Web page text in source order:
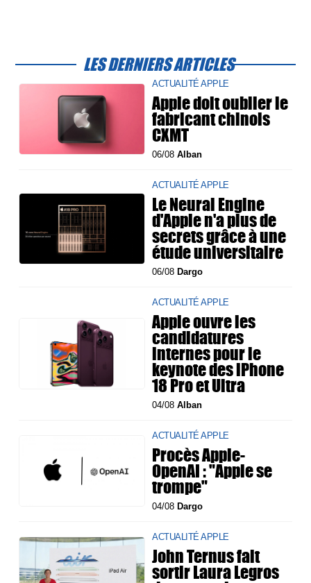
LES DERNIERS ARTICLES
ACTUALITÉ APPLE
Apple doit oublier le
fabricant chinois
CXMT
06/08Alban
ACTUALITÉ APPLE
Le Neural Engine
d'Apple n'a plus de
secrets grâce à une
étude universitaire
06/08 Dargo
ACTUALITÉ APPLE
Apple ouvre les
candidatures
internes pour le
keynote des iPhone
18 Pro et Ultra
04/08Alban
ACTUALITÉ APPLE
Procès Apple-
OpenAI : "Apple se
trompe"
04/08 Dargo
ACTUALITÉ APPLE
John Ternus fait
sortir Laura Legros